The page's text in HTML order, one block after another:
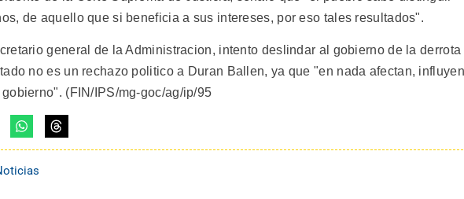
de aquello que si beneficia a sus intereses, por eso tales resultados".
general de la Administracion, intento deslindar al gobierno de la derrota
no es un rechazo politico a Duran Ballen, ya que "en nada afectan, influyen
(FIN/IPS/mg-goc/ag/ip/95